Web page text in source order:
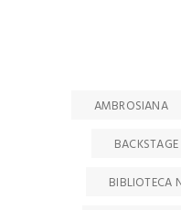
AMBROSIANA
BACKSTAGE
BIBLIOTECA